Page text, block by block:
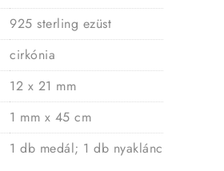
925 sterling ezüst
cirkónia
12 x 21 mm
1 mm x 45 cm
1 db medál; 1 db nyaklánc